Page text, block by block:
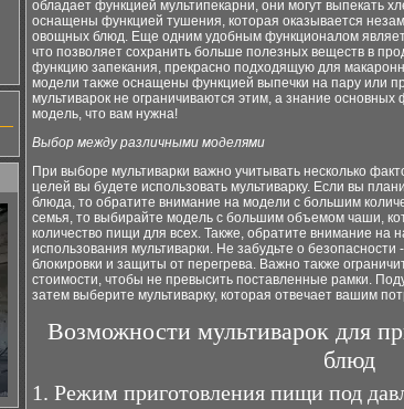
обладает функцией мультипекарни, они могут выпекать
оснащены функцией тушения, которая оказывается
овощных блюд. Еще одним удобным функционалом
что позволяет сохранить больше полезных веществ в
функцию запекания, прекрасно подходящую для
модели также оснащены функцией выпечки на пару или
мультиварок не ограничиваются этим, а знание
модель, что вам нужна!
Выбор между различными моделями
При выборе мультиварки важно учитывать несколько
целей вы будете использовать мультиварку. Если вы
блюда, то обратите внимание на модели с большим
семья, то выбирайте модель с большим объемом чаши,
количество пищи для всех. Также, обратите внимание на
использования мультиварки. Не забудьте о
блокировки и защиты от перегрева. Важно также
стоимости, чтобы не превысить поставленные рамки.
затем выберите мультиварку, которая отвечает вашим
Возможности мультиварок для
блюд
1. Режим приготовления пищи под